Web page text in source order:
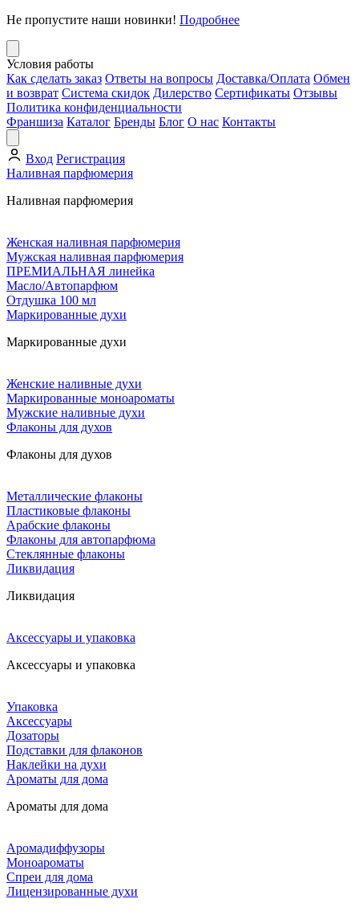
Не пропустите наши новинки! Подробнее
Условия работы
Как сделать заказ Ответы на вопросы Доставка/Оплата Обмен
и возврат Система скидок Дилерство Сертификаты Отзывы
Политика конфиденциальности
Франшиза Каталог Бренды Блог О нас Контакты
Вход Регистрация
Наливная парфюмерия
Наливная парфюмерия
Женская наливная парфюмерия
Мужская наливная парфюмерия
ПРЕМИАЛЬНАЯ линейка
Масло/Автопарфюм
Отдушка 100 мл
Маркированные духи
Маркированные духи
Женские наливные духи
Маркированные моноароматы
Мужские наливные духи
Флаконы для духов
Флаконы для духов
Металлические флаконы
Пластиковые флаконы
Арабские флаконы
Флаконы для автопарфюма
Стеклянные флаконы
Ликвидация
Ликвидация
Аксессуары и упаковка
Аксессуары и упаковка
Упаковка
Аксессуары
Дозаторы
Подставки для флаконов
Наклейки на духи
Ароматы для дома
Ароматы для дома
Аромадиффузоры
Моноароматы
Спреи для дома
Лицензированные духи